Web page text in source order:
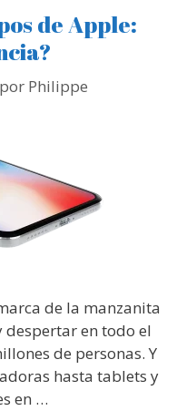
de Apple:
por Philippe
de la manzanita
en todo el
de personas. Y
hasta tablets y
en …